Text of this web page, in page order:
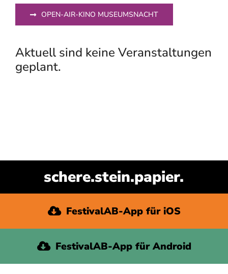
AKt.eure
Service
SUCHE
OPEN-AIR-KINO MUSEUMSNACHT
Aktuell sind keine Veranstaltungen
geplant.
FestivalAB-App für iOS
FestivalAB-App für Android